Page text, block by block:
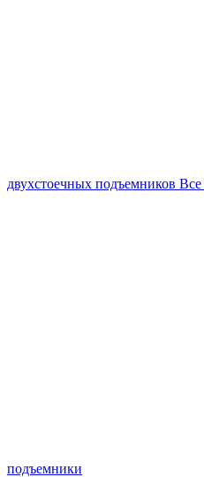
двухстоечных подъемников Все
подъемники